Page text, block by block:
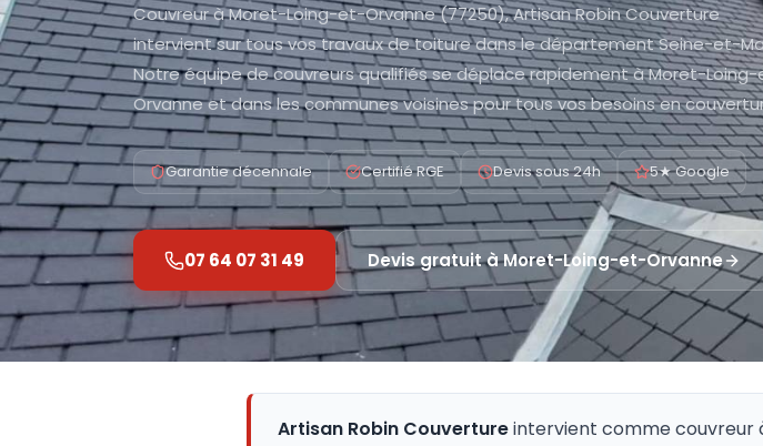
Couvreur à Moret-Loing-et-Orvanne (77250), Artisan Robin Couverture
intervient sur tous vos travaux de toiture dans le département Seine-et-
Notre équipe de couvreurs qualifiés se déplace rapidement à Moret-
Orvanne et dans les communes voisines pour tous vos besoins en
Garantie décennale Certifié RGE Devis sous 24h 5★ Google
07 64 07 31 49 Devis gratuit àMoret-Loing-et-Orvanne
Artisan Robin Couvertureintervient comme couvreur